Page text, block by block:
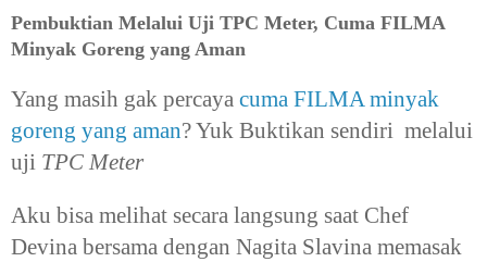
Pembuktian Melalui Uji TPC Meter, Cuma FILMA
Minyak Goreng yang Aman
Yang masih gak percaya cuma FILMA minyak
goreng yang aman? Yuk Buktikan sendiri melalui
uji TPC Meter
Aku bisa melihat secara langsung saat Chef
Devina bersama dengan Nagita Slavina memasak